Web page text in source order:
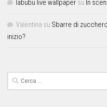
labubu live wallpaper su In
Valentina su Sbarre di
inizio?